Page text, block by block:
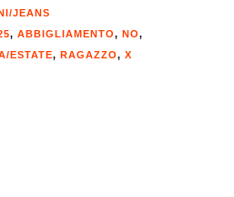
JEANS
, ABBIGLIAMENTO, NO,
ESTATE, RAGAZZO, X